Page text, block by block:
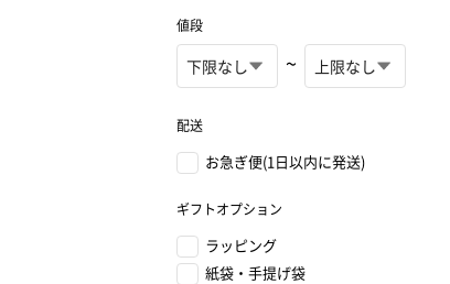
値段
~
配送
お急ぎ便(1日以内に発送)
ギフトオプション
ラッピング
紙袋・手提げ袋